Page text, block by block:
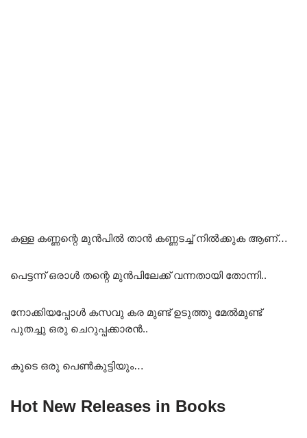
കള്ള കണ്ണന്റെ മുൻപിൽ താൻ കണ്ണടച്ച് നിൽക്കുക ആണ്…
പെട്ടന്ന് ഒരാൾ തന്റെ മുൻപിലേക്ക് വന്നതായി തോന്നി..
നോക്കിയപ്പോൾ കസവു കര മുണ്ട് ഉടുത്തു മേൽമുണ്ട്
പുതച്ചു ഒരു ചെറുപ്പക്കാരൻ..
കൂടെ ഒരു പെൺകുട്ടിയും…
Hot New Releases in Books